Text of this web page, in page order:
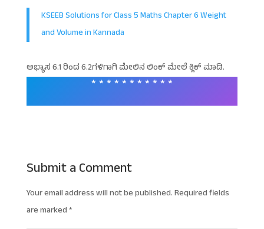
KSEEB Solutions for Class 5 Maths Chapter 6 Weight
and Volume in Kannada
ಅಭ್ಯಾಸ 6.1 ರಿಂದ 6.2ಗಳಿಗಾಗಿ ಮೇಲಿನ ಲಿಂಕ್ ಮೇಲೆ ಕ್ಲಿಕ್ ಮಾಡಿ.
* * * * * * * * * * *
Submit a Comment
Your email address will not be published.Required fields
are marked*